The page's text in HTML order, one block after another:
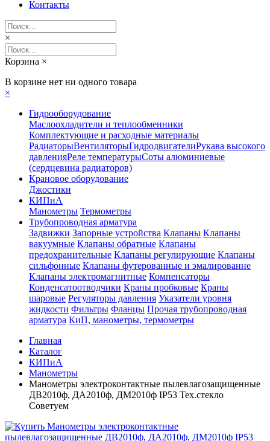
Контакты
×
Корзина ×
В корзине нет ни одного товара
×
Гидрооборудование
Маслоохладители и теплообменники
Комплектующие и расходные материалы
РадиаторыВентиляторыГидродвигателиРукава высокого
давленияРеле температурыСоты алюминиевые
(сердцевина радиаторов)
Крановое оборудование
Джостики
КИПиА
Манометры Термометры
Трубопроводная арматура
Задвижки Запорные устройства Клапаны Клапаны
вакуумные Клапаны обратные Клапаны
предохранительные Клапаны регулирующие Клапаны
сильфонные Клапаны футерованные и эмалированне
Клапаны электромагнитные Компенсаторы
Конденсатоотводчики Краны пробковые Краны
шаровые Регуляторы давления Указатели уровня
жидкости Фильтры Фланцы Прочая трубопроводная
арматура КиП, манометры, термометры
Главная
Каталог
КИПиА
Манометры
Манометры электроконтактные пылевлагозащищенные
ДВ2010ф, ДА2010ф, ДМ2010ф IP53 Тех.стекло
Советуем